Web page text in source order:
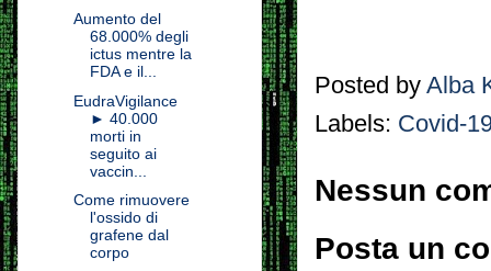
Posted by Alba
Labels: Covid-
Nessun
Posta un
Aumento del
68.000% degli
ictus mentre la
FDA e il...
EudraVigilance
► 40.000
morti in
seguito ai
vaccin...
Come rimuovere
l'ossido di
grafene dal
corpo